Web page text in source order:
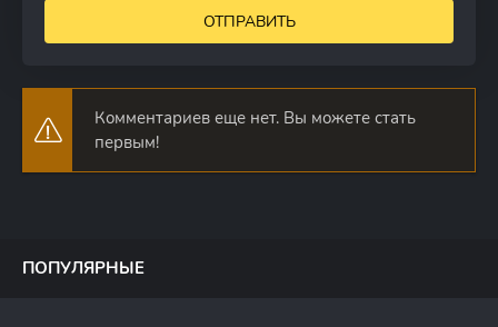
ОТПРАВИТЬ
Комментариев еще нет. Вы можете стать
первым!
ПОПУЛЯРНЫЕ